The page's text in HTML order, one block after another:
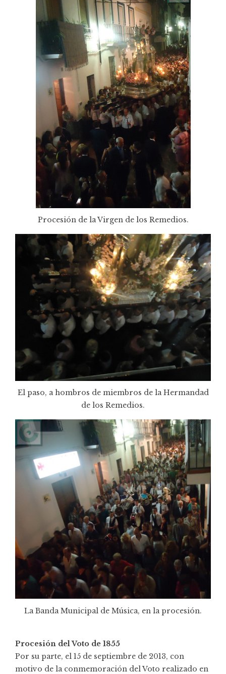
Procesión de la Virgen de los Remedios.
El paso, a hombros de miembros de la Hermandad
de los Remedios.
La Banda Municipal de Música, en la procesión.
Procesión del Voto de 1855
Por su parte, el 15 de septiembre de 2013, con
motivo de la conmemoración del Voto realizado en